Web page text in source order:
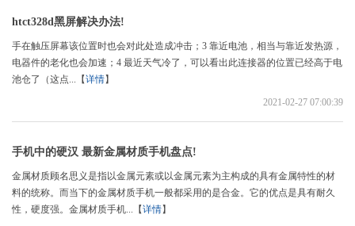
htct328d黑屏解决办法!
手在触压屏幕该位置时也会对此处造成冲击；3 靠近电池，相当与靠近发热源，
电器件的老化也会加速；4 最近天气冷了，可以看出此连接器的位置已经高于电
池仓了（这点...【详情】
2021-02-27 07:00:39
手机中的硬汉 最新金属材质手机盘点!
金属材质顾名思义是指以金属元素或以金属元素为主构成的具有金属特性的材
料的统称。而当下的金属材质手机一般都采用的是合金。它的优点是具有耐久
性，硬度强。金属材质手机...【详情】